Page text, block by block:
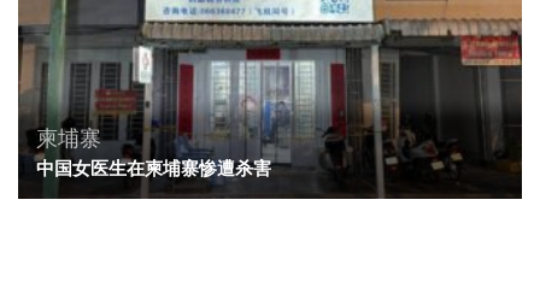
柬埔寨
中国女医生在柬埔寨惨遭杀害